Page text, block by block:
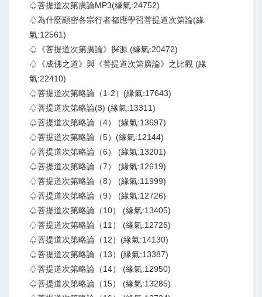
♤菩提道次第廣論MP3(緣氣:24752)
♤為什麼顯密各宗行者都應學習菩提道次第論(緣
氣:12561)
♤《菩提道次第廣論》探源 (緣氣:20472)
♤《成佛之道》與《菩提道次第廣論》之比觀 (緣
氣:22410)
♤菩提道次第略論（1-2）(緣氣:17643)
♤菩提道次第略論(3) (緣氣:13311)
♤菩提道次第略論（4） (緣氣:13697)
♤菩提道次第略論（5）(緣氣:12144)
♤菩提道次第略論（6） (緣氣:13201)
♤菩提道次第略論（7） (緣氣:12619)
♤菩提道次第略論（8） (緣氣:11999)
♤菩提道次第略論（9） (緣氣:12726)
♤菩提道次第略論（10） (緣氣:13405)
♤菩提道次第略論（11） (緣氣:12726)
♤菩提道次第略論（12）(緣氣:14130)
♤菩提道次第略論（13）(緣氣:13387)
♤菩提道次第略論（14） (緣氣:12950)
♤菩提道次第略論（15） (緣氣:13285)